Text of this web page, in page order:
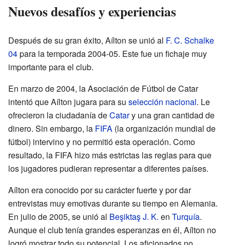
Nuevos desafíos y experiencias
Después de su gran éxito, Aílton se unió al F. C. Schalke
04para la temporada 2004-05. Este fue un fichaje muy
importante para el club.
En marzo de 2004, la Asociación de Fútbol de Catar
intentó que Aílton jugara para su selección nacional. Le
ofrecieron la ciudadanía deCatary una gran cantidad de
dinero. Sin embargo, la FIFA (la organización mundial de
fútbol) intervino y no permitió esta operación. Como
resultado, la FIFA hizo más estrictas las reglas para que
los jugadores pudieran representar a diferentes países.
Aílton era conocido por su carácter fuerte y por dar
entrevistas muy emotivas durante su tiempo en Alemania.
En julio de 2005, se unió al Beşiktaş J. K. en Turquía.
Aunque el club tenía grandes esperanzas en él, Aílton no